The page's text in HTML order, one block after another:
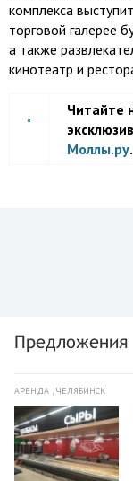
комплекса
торговой галерее
а также
кинотеатр и
Читайте
Моллы.ру.
Предложения
АРЕНДА , ЧЕЛЯБИНСК